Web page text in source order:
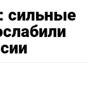
сильные